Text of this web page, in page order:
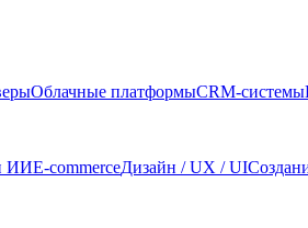
Облачные платформыCRM-системы
ИИE-commerceДизайн / UX / UI